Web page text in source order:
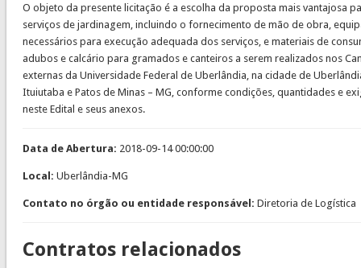
O objeto da presente licitação é a escolha da proposta mais vantajosa
serviços de jardinagem, incluindo o fornecimento de mão de obra,
necessários para execução adequada dos serviços, e materiais de
adubos e calcário para gramados e canteiros a serem realizados nos
externas da Universidade Federal de Uberlândia, na cidade de
Ituiutaba e Patos de Minas – MG, conforme condições, quantidades e
neste Edital e seus anexos.
Data de Abertura: 2018-09-14 00:00:00
Local: Uberlândia-MG
Contato no órgão ou entidade responsável: Diretoria de Logística
Contratos relacionados